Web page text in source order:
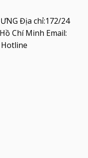
Địa chỉ:172/24
Chí Minh Email:
Hotline